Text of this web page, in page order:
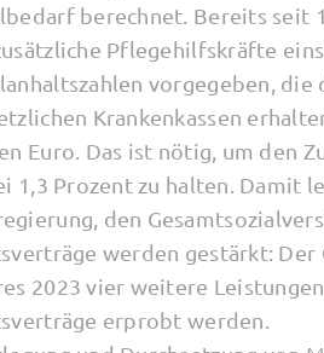
berechnet. Bereits seit
Pflegehilfskräfte
vorgegeben,
Krankenkassen
Euro. Das ist nötig, um den
1,3 Prozent zu halten. Damit
den
werden gestärkt: Der
2023 vier weitere
erprobt werden.